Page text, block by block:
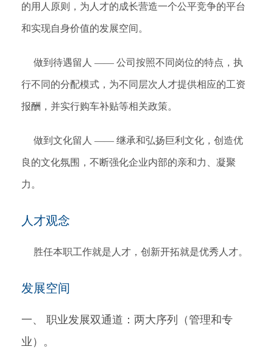
的用人原则，为人才的成长营造一个公平竞争的平台
和实现自身价值的发展空间。
做到待遇留人 —— 公司按照不同岗位的特点，执
行不同的分配模式，为不同层次人才提供相应的工资
报酬，并实行购车补贴等相关政策。
做到文化留人 —— 继承和弘扬巨利文化，创造优
良的文化氛围，不断强化企业内部的亲和力、凝聚
力。
人才观念
胜任本职工作就是人才，创新开拓就是优秀人才。
发展空间
一、 职业发展双通道：两大序列（管理和专
业）。